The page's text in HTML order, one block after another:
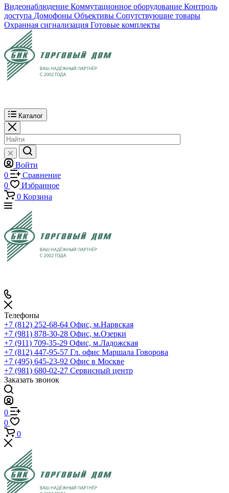
Видеонаблюдение Коммутационное оборудование Контроль
доступа Домофоны Объективы Сопутствующие товары
Охранная сигнализация Готовые комплекты
Каталог
Войти
0
Сравнение
0
Избранное
0 Корзина
Телефоны
+7 (812) 252-68-64 Офис, м.Нарвская
+7 (981) 878-30-28 Офис, м.Озерки
+7 (911) 709-35-29 Офис, м.Ладожская
+7 (812) 447-95-57 Гл. офис Маршала Говорова
+7 (495) 645-23-92 Офис в Москве
+7 (981) 680-02-27 Сервисный центр
Заказать звонок
0
0
0